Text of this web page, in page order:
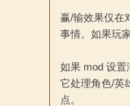
赢/输效果仅在
事情。如果玩
如果 mod 设
它处理角色/英
点。